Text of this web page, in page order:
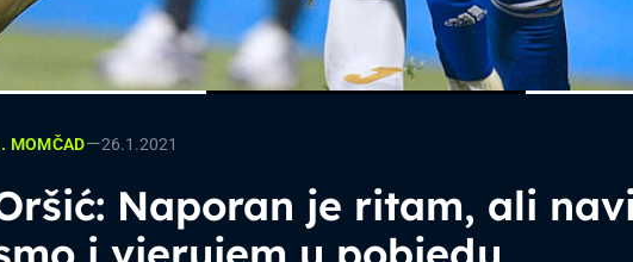
MOMČAD—26.1.2021
Naporan je ritam, ali